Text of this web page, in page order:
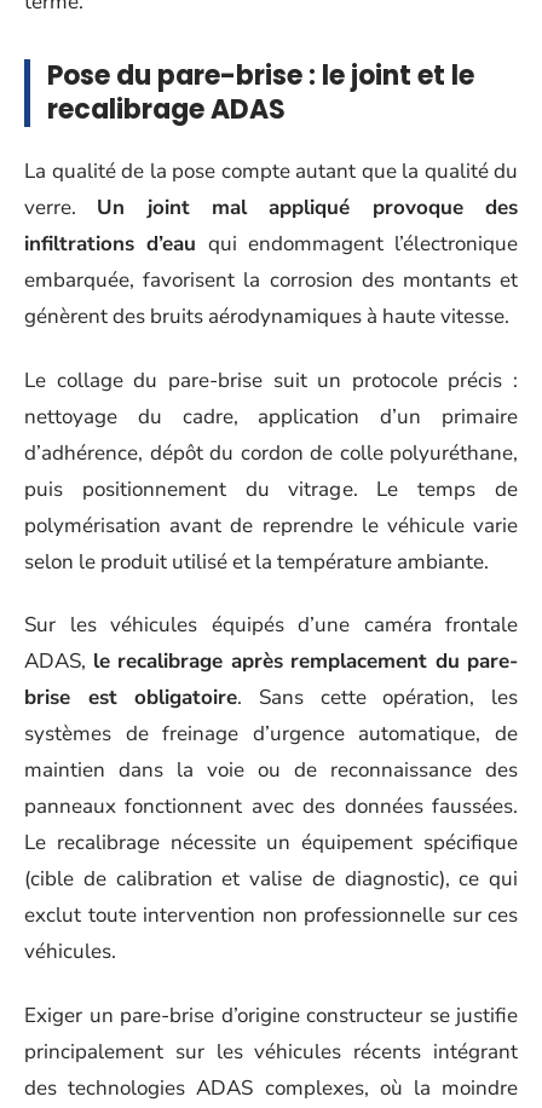
Pose du pare-brise : le joint et le
recalibrage ADAS
La qualité de la pose compte autant que la qualité du
verre. Un joint mal appliqué provoque des
infiltrations d’eau qui endommagent l’électronique
embarquée, favorisent la corrosion des montants et
génèrent des bruits aérodynamiques à haute vitesse.
Le collage du pare-brise suit un protocole précis :
nettoyage du cadre, application d’un primaire
d’adhérence, dépôt du cordon de colle polyuréthane,
puis positionnement du vitrage. Le temps de
polymérisation avant de reprendre le véhicule varie
selon le produit utilisé et la température ambiante.
Sur les véhicules équipés d’une caméra frontale
ADAS, le recalibrage après remplacement du pare-
brise est obligatoire. Sans cette opération, les
systèmes de freinage d’urgence automatique, de
maintien dans la voie ou de reconnaissance des
panneaux fonctionnent avec des données faussées.
Le recalibrage nécessite un équipement spécifique
(cible de calibration et valise de diagnostic), ce qui
exclut toute intervention non professionnelle sur ces
véhicules.
Exiger un pare-brise d’origine constructeur se justifie
principalement sur les véhicules récents intégrant
des technologies ADAS complexes, où la moindre